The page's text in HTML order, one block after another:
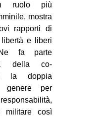
ruolo più
mostra
rapporti di
e liberi
Ne fa parte
della co-
la doppia
genere per
così